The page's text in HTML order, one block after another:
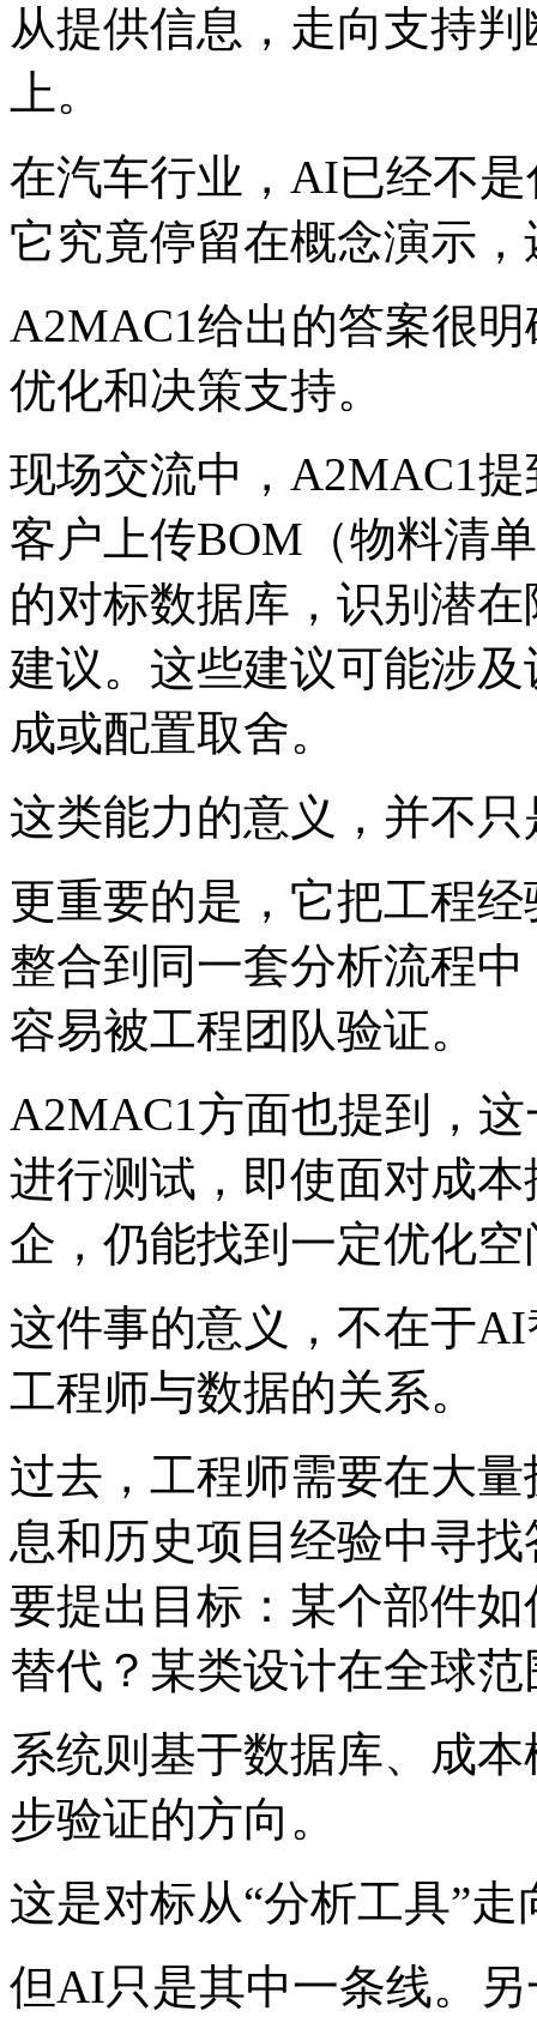
从提供信息，走向支持
上。
在汽车行业，AI已经不
它究竟停留在概念演示
A2MAC1给出的答案很
优化和决策支持。
现场交流中，A2MAC1
客户上传BOM（物料清
的对标数据库，识别潜
建议。这些建议可能涉
成或配置取舍。
这类能力的意义，并不
更重要的是，它把工程
整合到同一套分析流程
容易被工程团队验证。
A2MAC1方面也提到，
进行测试，即使面对成
企，仍能找到一定优化空
这件事的意义，不在于
工程师与数据的关系。
过去，工程师需要在大
息和历史项目经验中寻
要提出目标：某个部件
替代？某类设计在全球
系统则基于数据库、成
步验证的方向。
这是对标从“分析工具”
但AI只是其中一条线。